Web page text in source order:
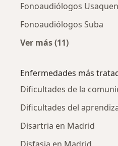
Fonoaudiólogos Usaquen
Fonoaudiólogos Suba
Ver más (11)
Enfermedades más
Dificultades de la
Dificultades del
Disartria en Madrid